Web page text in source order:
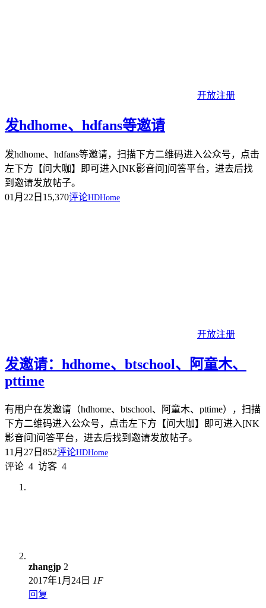
开放注册
发hdhome、hdfans等邀请
发hdhome、hdfans等邀请，扫描下方二维码进入公众号，点击
左下方【问大咖】即可进入[NK影音问]问答平台，进去后找
到邀请发放帖子。
01月22日 15,370评论HDHome
开放注册
发邀请：hdhome、btschool、阿童木、
pttime
有用户在发邀请（hdhome、btschool、阿童木、pttime），扫描
下方二维码进入公众号，点击左下方【问大咖】即可进入[NK
影音问]问答平台，进去后找到邀请发放帖子。
11月27日 852评论HDHome
评论 4 访客 4
zhangjp 2
2017年1月24日 1F
回复